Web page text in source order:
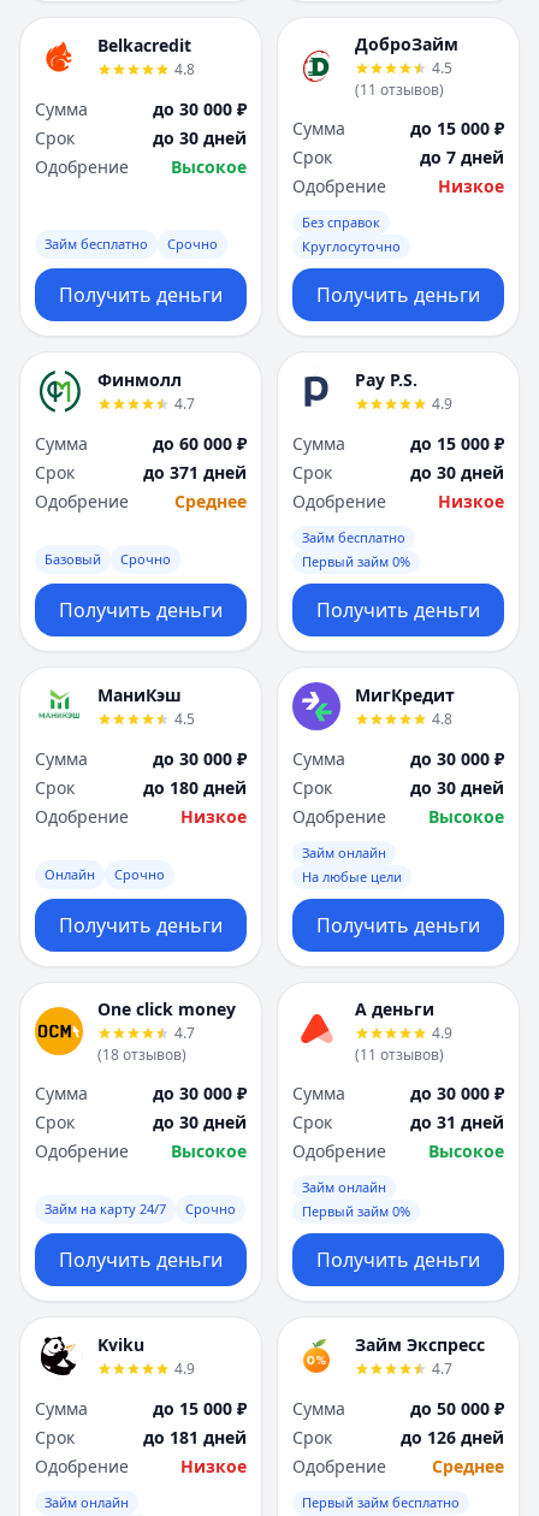
Belkacredit
4.8
Сумма
до 30 000 ₽
Срок
до 30 дней
Одобрение
Высокое
Займ бесплатно Срочно
Получить деньги
ДоброЗайм
4.5
(11 отзывов)
Сумма
до 15 000 ₽
Срок
до 7 дней
Одобрение
Низкое
Без справок
Круглосуточно
Получить деньги
Финмолл
4.7
Сумма
до 60 000 ₽
Срок
до 371 дней
Одобрение
Среднее
Базовый Срочно
Получить деньги
Pay P.S.
4.9
Сумма
до 15 000 ₽
Срок
до 30 дней
Одобрение
Низкое
Займ бесплатно
Первый займ 0%
Получить деньги
МаниКэш
4.5
Сумма
до 30 000 ₽
Срок
до 180 дней
Одобрение
Низкое
Онлайн Срочно
Получить деньги
МигКредит
4.8
Сумма
до 30 000 ₽
Срок
до 30 дней
Одобрение
Высокое
Займ онлайн
На любые цели
Получить деньги
One click money
4.7
(18отзывов)
Сумма
до 30 000 ₽
Срок
до 30 дней
Одобрение
Высокое
Займ на карту 24/7 Срочно
Получить деньги
А деньги
4.9
(11 отзывов)
Сумма
до 30 000 ₽
Срок
до 31 дней
Одобрение
Высокое
Займ онлайн
Первый займ 0%
Получить деньги
Kviku
4.9
Сумма
до 15 000 ₽
Срок
до 181 дней
Одобрение
Низкое
Займ онлайн
Займ Экспресс
4.7
Сумма
до 50 000 ₽
Срок
до 126 дней
Одобрение
Среднее
Первый займ бесплатно